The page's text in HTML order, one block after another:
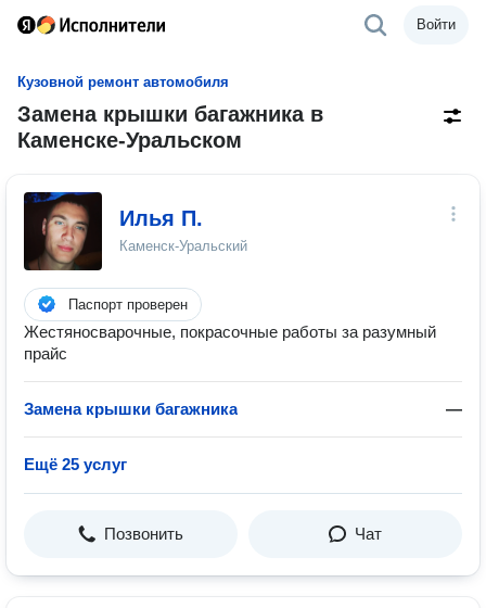
Войти
Кузовной ремонт автомобиля
Замена крышки багажника в
Каменске-Уральском
Илья П.
Каменск-Уральский
Паспорт проверен
Жестяносварочные, покрасочные работы за разумный
прайс
Замена крышки багажника —
Ещё 25 услуг
Позвонить Чат